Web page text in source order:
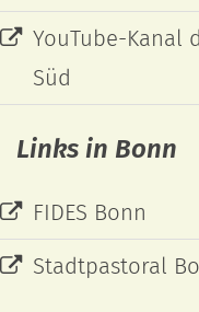
YouTube-Kanal
Süd
Links in Bonn
FIDES Bonn
Stadtpastoral